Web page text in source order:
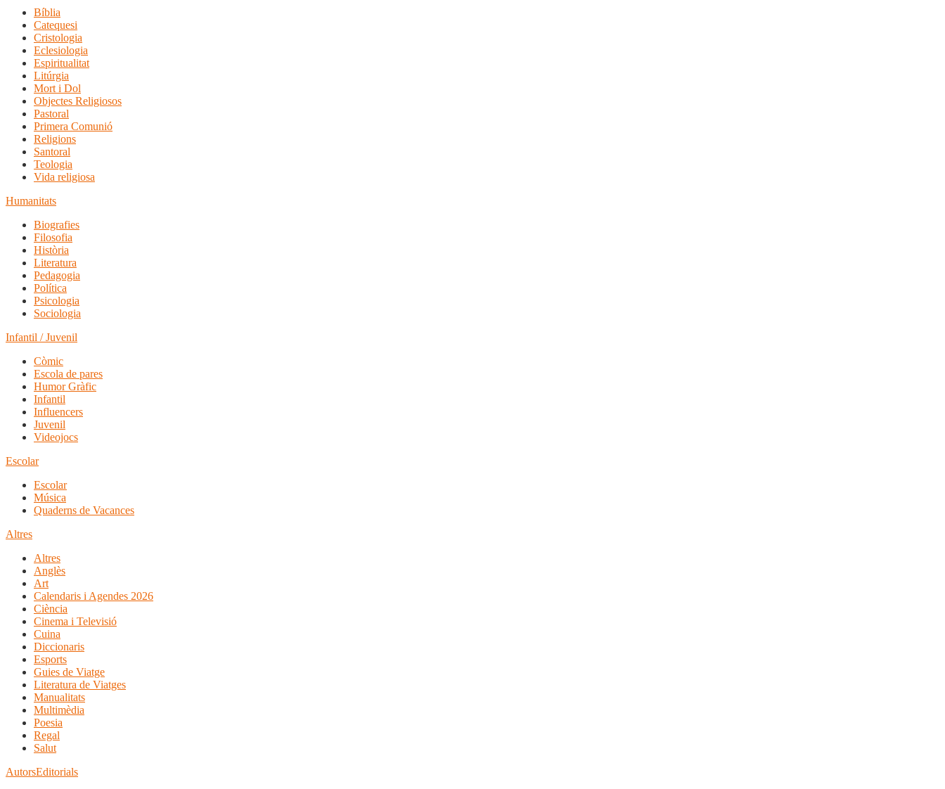
Bíblia
Catequesi
Cristologia
Eclesiologia
Espiritualitat
Litúrgia
Mort i Dol
Objectes Religiosos
Pastoral
Primera Comunió
Religions
Santoral
Teologia
Vida religiosa
Humanitats
Biografies
Filosofia
Història
Literatura
Pedagogia
Política
Psicologia
Sociologia
Infantil / Juvenil
Còmic
Escola de pares
Humor Gràfic
Infantil
Influencers
Juvenil
Videojocs
Escolar
Escolar
Música
Quaderns de Vacances
Altres
Altres
Anglès
Art
Calendaris i Agendes 2026
Ciència
Cinema i Televisió
Cuina
Diccionaris
Esports
Guies de Viatge
Literatura de Viatges
Manualitats
Multimèdia
Poesia
Regal
Salut
AutorsEditorials